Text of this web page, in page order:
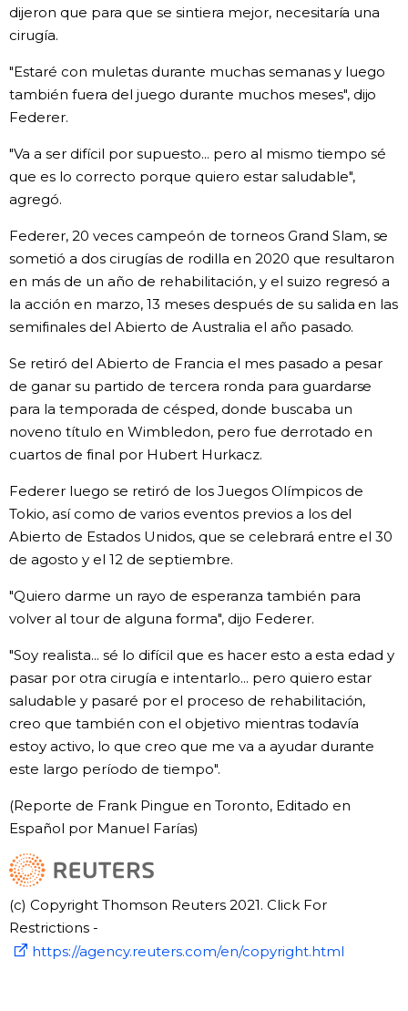
dijeron que para que se sintiera mejor, necesitaría una
cirugía.
"Estaré con muletas durante muchas semanas y luego
también fuera del juego durante muchos meses", dijo
Federer.
"Va a ser difícil por supuesto... pero al mismo tiempo sé
que es lo correcto porque quiero estar saludable",
agregó.
Federer, 20 veces campeón de torneos Grand Slam, se
sometió a dos cirugías de rodilla en 2020 que resultaron
en más de un año de rehabilitación, y el suizo regresó a
la acción en marzo, 13 meses después de su salida en las
semifinales del Abierto de Australia el año pasado.
Se retiró del Abierto de Francia el mes pasado a pesar
de ganar su partido de tercera ronda para guardarse
para la temporada de césped, donde buscaba un
noveno título en Wimbledon, pero fue derrotado en
cuartos de final por Hubert Hurkacz.
Federer luego se retiró de los Juegos Olímpicos de
Tokio, así como de varios eventos previos a los del
Abierto de Estados Unidos, que se celebrará entre el 30
de agosto y el 12 de septiembre.
"Quiero darme un rayo de esperanza también para
volver al tour de alguna forma", dijo Federer.
"Soy realista... sé lo difícil que es hacer esto a esta edad y
pasar por otra cirugía e intentarlo... pero quiero estar
saludable y pasaré por el proceso de rehabilitación,
creo que también con el objetivo mientras todavía
estoy activo, lo que creo que me va a ayudar durante
este largo período de tiempo".
(Reporte de Frank Pingue en Toronto, Editado en
Español por Manuel Farías)
(c) Copyright Thomson Reuters 2021. Click For
Restrictions -
https://agency.reuters.com/en/copyright.html